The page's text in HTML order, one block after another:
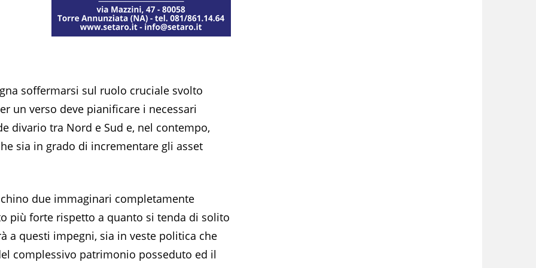
soffermarsi sul ruolo cruciale svolto
un verso deve pianificare i necessari
divario tra Nord e Sud e, nel contempo,
sia in grado di incrementare gli asset
due immaginari completamente
più forte rispetto a quanto si tenda di solito
a questi impegni, sia in veste politica che
complessivo patrimonio posseduto ed il